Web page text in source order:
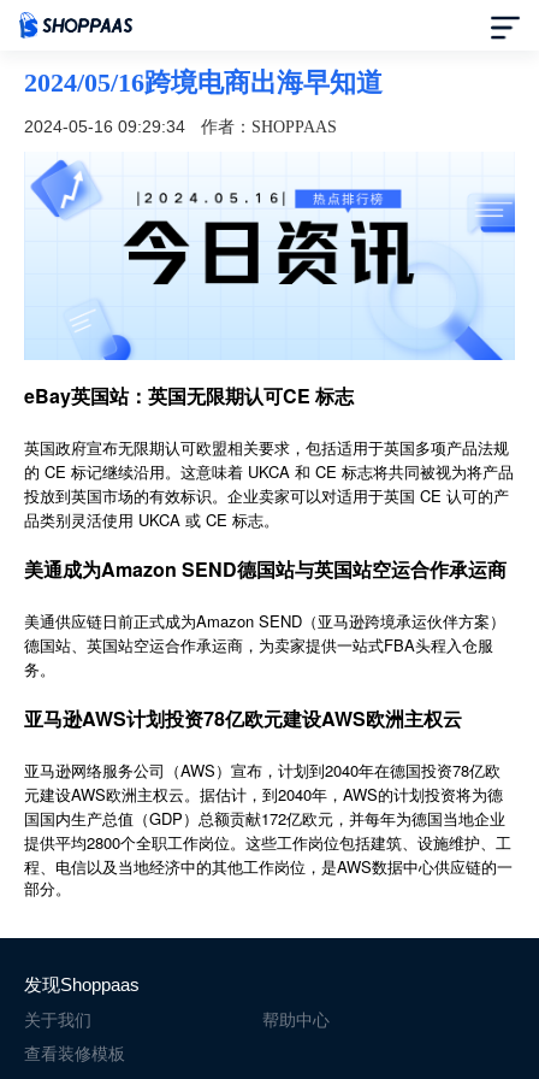
首页
定价
模板中心
合作伙伴
了解我们
简体中文
登录 免费使用
2024/05/16跨境电商出海早知道
2024-05-16 09:29:34 作者：SHOPPAAS
eBay英国站：英国无限期认可CE 标志
英国政府宣布无限期认可欧盟相关要求，包括适用于英国多项产品法规
的 CE 标记继续沿用。这意味着 UKCA 和 CE 标志将共同被视为将产品
投放到英国市场的有效标识。企业卖家可以对适用于英国 CE 认可的产
品类别灵活使用 UKCA 或 CE 标志。
美通成为Amazon SEND德国站与英国站空运合作承运商
美通供应链日前正式成为Amazon SEND（亚马逊跨境承运伙伴方案）
德国站、英国站空运合作承运商，为卖家提供一站式FBA头程入仓服
务。
亚马逊AWS计划投资78亿欧元建设AWS欧洲主权云
亚马逊网络服务公司（AWS ）宣布，计划到 2040年在德国投资78亿欧
元建设AWS欧洲主权云。据估计，到 2040年， AWS的计划投资将为德
国国内生产总值（GDP ）总额贡献172亿欧元，并每年为德国当地企业
提供平均2800个全职工作岗位。这些工作岗位包括建筑、设施维护、工
程、电信以及当地经济中的其他工作岗位，是AWS数据中心供应链的一
部分。
发现Shoppaas
关于我们
帮助中心
查看装修模板